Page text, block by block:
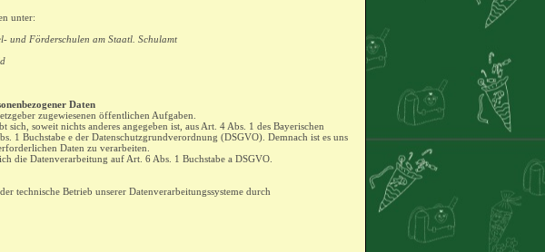
unter:
und Förderschulen am Staatl. Schulamt
Daten
zugewiesenen öffentlichen Aufgaben.
soweit nichts anderes angegeben ist, aus Art. 4 Abs. 1 des Bayerischen
1 Buchstabe e der Datenschutzgrundverordnung (DSGVO). Demnach ist es uns
Daten zu verarbeiten.
die Datenverarbeitung auf Art. 6 Abs. 1 Buchstabe a DSGVO.
technische Betrieb unserer Datenverarbeitungssysteme durch